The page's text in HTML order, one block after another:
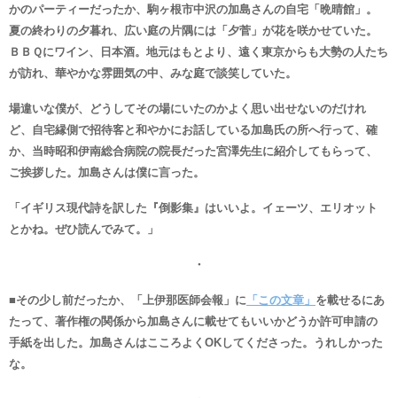
かのパーティーだったか、駒ヶ根市中沢の加島さんの自宅「晩晴館」。
夏の終わりの夕暮れ、広い庭の片隅には「夕菅」が花を咲かせていた。
ＢＢＱにワイン、日本酒。地元はもとより、遠く東京からも大勢の人たち
が訪れ、華やかな雰囲気の中、みな庭で談笑していた。
場違いな僕が、どうしてその場にいたのかよく思い出せないのだけれ
ど、自宅縁側で招待客と和やかにお話している加島氏の所へ行って、確
か、当時昭和伊南総合病院の院長だった宮澤先生に紹介してもらって、
ご挨拶した。加島さんは僕に言った。
「イギリス現代詩を訳した『倒影集』はいいよ。イェーツ、エリオット
とかね。ぜひ読んでみて。」
・
■その少し前だったか、「上伊那医師会報」に 「この文章」 を載せるにあ
たって、著作権の関係から加島さんに載せてもいいかどうか許可申請の
手紙を出した。加島さんはこころよくOKしてくださった。うれしかった
な。